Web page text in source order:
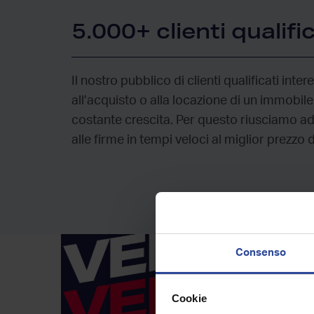
Consenso
Cookie
5.000+ clienti
Il nostro pubblico di clienti qualificati
all’acquisto o alla locazione di un immobile
costante crescita. Per questo riusciamo
alle firme in tempi veloci al miglior prezzo